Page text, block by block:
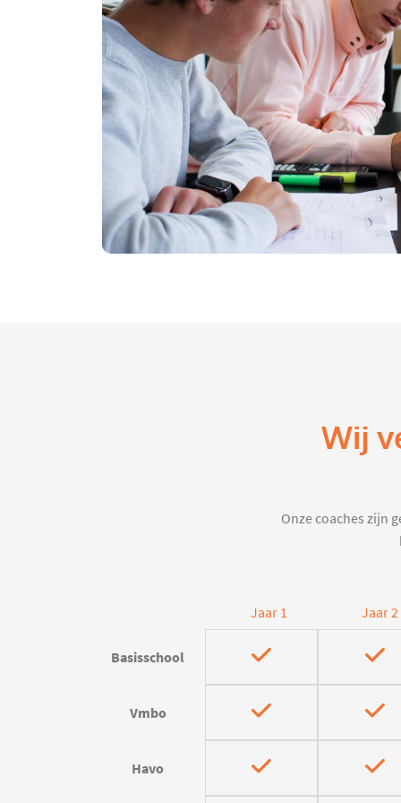
Wij
Onze coaches zijn
Jaar 1 Jaar 2
Basisschool
Vmbo
Havo